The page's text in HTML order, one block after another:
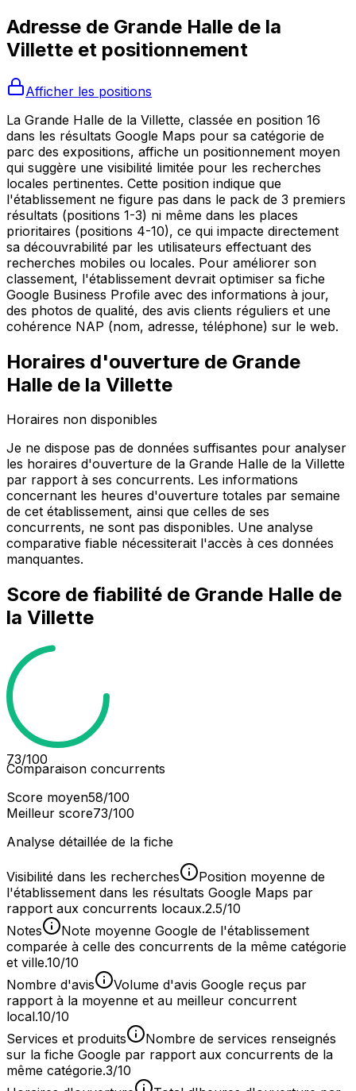
Adresse de Grande Halle de la
Villette et positionnement
Afficher les positions
La Grande Halle de la Villette, classée en position 16
dans les résultats Google Maps pour sa catégorie de
parc des expositions, affiche un positionnement moyen
qui suggère une visibilité limitée pour les recherches
locales pertinentes. Cette position indique que
l'établissement ne figure pas dans le pack de 3 premiers
résultats (positions 1-3) ni même dans les places
prioritaires (positions 4-10), ce qui impacte directement
sa découvrabilité par les utilisateurs effectuant des
recherches mobiles ou locales. Pour améliorer son
classement, l'établissement devrait optimiser sa fiche
Google Business Profile avec des informations à jour,
des photos de qualité, des avis clients réguliers et une
cohérence NAP (nom, adresse, téléphone) sur le web.
Horaires d'ouverture de Grande
Halle de la Villette
Horaires non disponibles
Je ne dispose pas de données suffisantes pour analyser
les horaires d'ouverture de la Grande Halle de la Villette
par rapport à ses concurrents. Les informations
concernant les heures d'ouverture totales par semaine
de cet établissement, ainsi que celles de ses
concurrents, ne sont pas disponibles. Une analyse
comparative fiable nécessiterait l'accès à ces données
manquantes.
Score de fiabilité de Grande Halle de
la Villette
73/100
Comparaison concurrents
Score moyen58/100
Meilleur score73/100
Analyse détaillée de la fiche
Visibilité dans les recherches
Position moyenne de
l'établissement dans les résultats Google Maps par
rapport aux concurrents locaux.2.5/10
Notes
Note moyenne Google de l'établissement
comparée à celle des concurrents de la même catégorie
et ville.10/10
Nombre d'avis
Volume d'avis Google reçus par
rapport à la moyenne et au meilleur concurrent
local.10/10
Services et produits
Nombre de services renseignés
sur la fiche Google par rapport aux concurrents de la
même catégorie.3/10